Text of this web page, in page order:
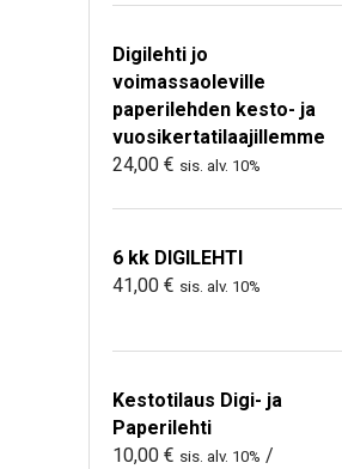
Digilehti jo
voimassaoleville
paperilehden kesto- ja
vuosikertatilaajillemme
24,00 € sis. alv. 10%
6 kk DIGILEHTI
41,00 € sis. alv. 10%
Kestotilaus Digi- ja
Paperilehti
10,00 € sis. alv. 10% /